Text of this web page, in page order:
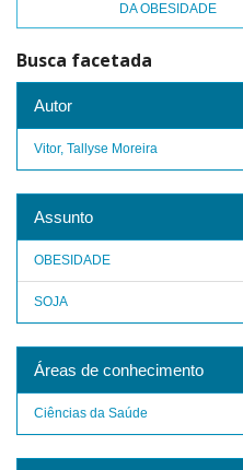
DA OBESIDADE
Busca facetada
Autor
Vitor, Tallyse Moreira
Assunto
OBESIDADE
SOJA
Áreas de conhecimento
Ciências da Saúde